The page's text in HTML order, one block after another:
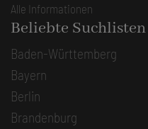
Alle Informationen
Beliebte Suchlisten
Baden-Württemberg
Bayern
Berlin
Brandenburg